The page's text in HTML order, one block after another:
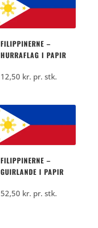
FILIPPINERNE –
HURRAFLAG I PAPIR
12,50 kr. pr. stk.
FILIPPINERNE –
GUIRLANDE I PAPIR
52,50 kr. pr. stk.